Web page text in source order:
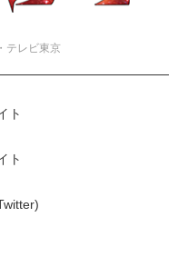
テレビ東京
ト
ト